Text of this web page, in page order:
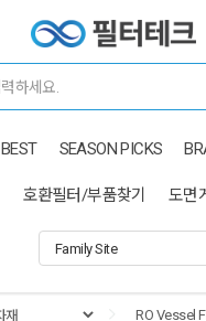
BEST SEASON PICKS
호환필터/부품찾기 도면